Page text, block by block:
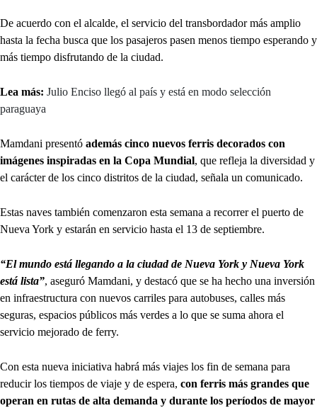
De acuerdo con el alcalde, el servicio del transbordador más amplio
hasta la fecha busca que los pasajeros pasen menos tiempo esperando y
más tiempo disfrutando de la ciudad.
Lea más: Julio Enciso llegó al país y está en modo selección
paraguaya
Mamdani presentó además cinco nuevos ferris decorados con
imágenes inspiradas en la Copa Mundial, que refleja la diversidad y
el carácter de los cinco distritos de la ciudad, señala un comunicado.
Estas naves también comenzaron esta semana a recorrer el puerto de
Nueva York y estarán en servicio hasta el 13 de septiembre.
“El mundo está llegando a la ciudad de Nueva York y Nueva York
está lista”, aseguró Mamdani, y destacó que se ha hecho una inversión
en infraestructura con nuevos carriles para autobuses, calles más
seguras, espacios públicos más verdes a lo que se suma ahora el
servicio mejorado de ferry.
Con esta nueva iniciativa habrá más viajes los fin de semana para
reducir los tiempos de viaje y de espera, con ferris más grandes que
operan en rutas de alta demanda y durante los períodos de mayor